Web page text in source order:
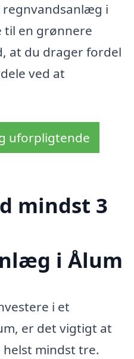
i
til en grønnere
at du drager fordel
ved at
uforpligtende
mindst 3
i Ålum
i et
er det vigtigt at
mindst tre.